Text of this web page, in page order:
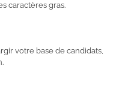
caractères gras.
votre base de candidats,